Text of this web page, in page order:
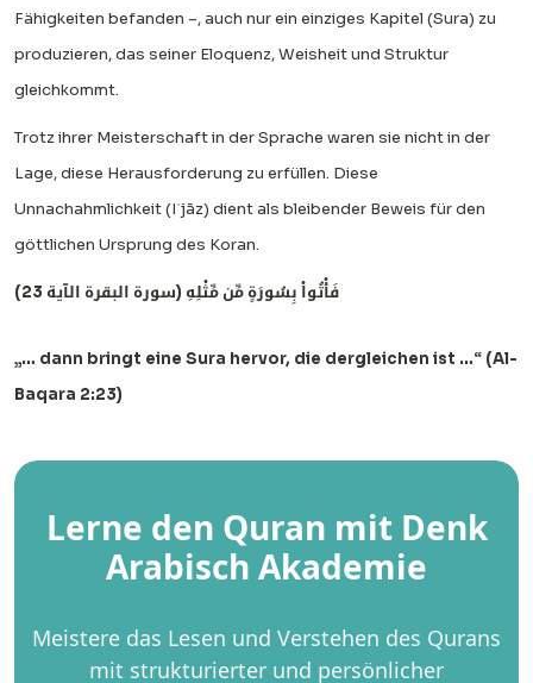
Fähigkeiten befanden –, auch nur ein einziges Kapitel (Sura) zu
produzieren, das seiner Eloquenz, Weisheit und Struktur
gleichkommt.
Trotz ihrer Meisterschaft in der Sprache waren sie nicht in der
Lage, diese Herausforderung zu erfüllen. Diese
Unnachahmlichkeit (Iʿjāz) dient als bleibender Beweis für den
göttlichen Ursprung des Koran.
فَأْتُواْ بِسُورَةٍ مِّن مِّثْلِهِ (سورة البقرة الآية 23)
„… dann bringt eine Sura hervor, die dergleichen ist …“ (Al-
Baqara 2:23)
Lerne den Quran mit Denk
Arabisch Akademie
Meistere das Lesen und Verstehen des Qurans
mit strukturierter und persönlicher